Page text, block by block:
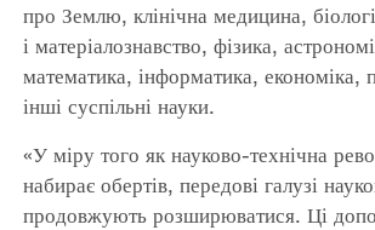
про Землю, клінічна медицина,
і матеріалознавство, фізика,
математика, інформатика, економіка,
інші суспільні науки.
«У міру того як науково-технічна
набирає обертів, передові галузі
продовжують розширюватися. Ці